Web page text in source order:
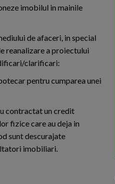
imobilul in mainile
de afaceri, in special
reanalizare a proiectului
clarificari:
pentru cumparea unei
contractat un credit
fizice care au deja in
sunt descurajate
imobiliari.